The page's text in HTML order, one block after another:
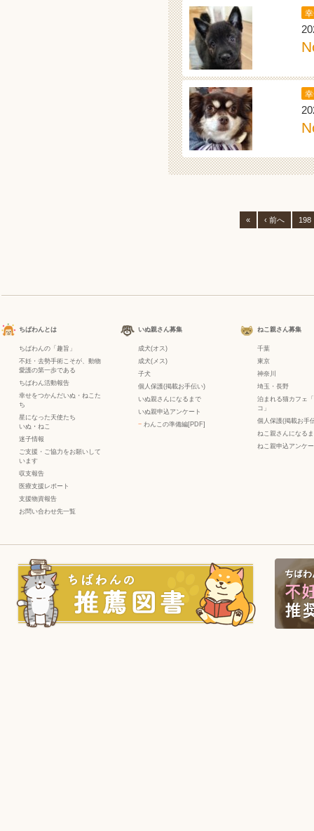
« ‹ 前へ 198
ちばわんとは
ちばわんの「趣旨」
不妊・去勢手術こそが、動物
愛護の第一歩である
ちばわん活動報告
幸せをつかんだいぬ・ねこた
ち
星になった天使たち
いぬ ・ ねこ
迷子情報
ご支援・ご協力をお願いして
います
収支報告
医療支援レポート
支援物資報告
お問い合わせ先一覧
いぬ親さん募集
成犬(オス)
成犬(メス)
子犬
個人保護(掲載お手伝い)
いぬ親さんになるまで
いぬ親申込アンケート
− わんこの準備編[PDF]
ねこ親さん募集
千葉
東京
神奈川
埼玉・長野
泊まれる猫カフェ
コ」
個人保護(掲載お手
ねこ親さんになる
ねこ親申込アンケ